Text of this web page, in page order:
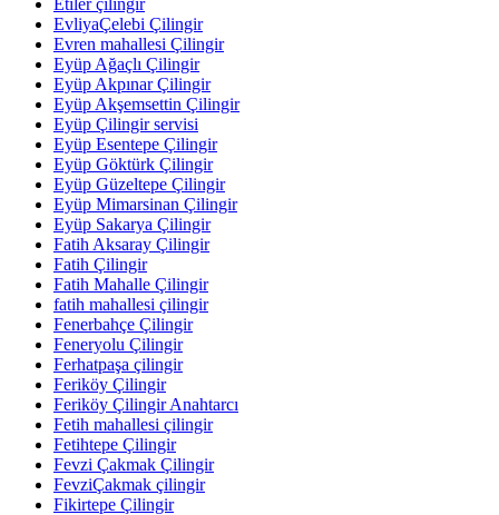
Etiler çilingir
EvliyaÇelebi Çilingir
Evren mahallesi Çilingir
Eyüp Ağaçlı Çilingir
Eyüp Akpınar Çilingir
Eyüp Akşemsettin Çilingir
Eyüp Çilingir servisi
Eyüp Esentepe Çilingir
Eyüp Göktürk Çilingir
Eyüp Güzeltepe Çilingir
Eyüp Mimarsinan Çilingir
Eyüp Sakarya Çilingir
Fatih Aksaray Çilingir
Fatih Çilingir
Fatih Mahalle Çilingir
fatih mahallesi çilingir
Fenerbahçe Çilingir
Feneryolu Çilingir
Ferhatpaşa çilingir
Feriköy Çilingir
Feriköy Çilingir Anahtarcı
Fetih mahallesi çilingir
Fetihtepe Çilingir
Fevzi Çakmak Çilingir
FevziÇakmak çilingir
Fikirtepe Çilingir